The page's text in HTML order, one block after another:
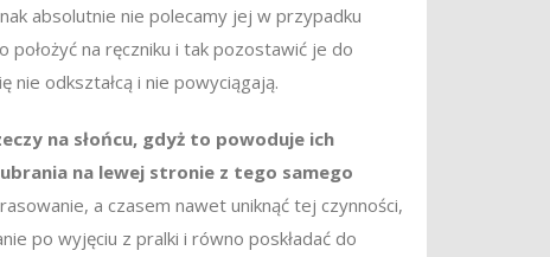
absolutnie nie polecamy jej w przypadku
położyć na ręczniku i tak pozostawić je do
nie odkształcą i nie powyciągają.
na słońcu, gdyż to powoduje ich
na lewej stronie z tego samego
a czasem nawet uniknąć tej czynności,
po wyjęciu z pralki i równo poskładać do